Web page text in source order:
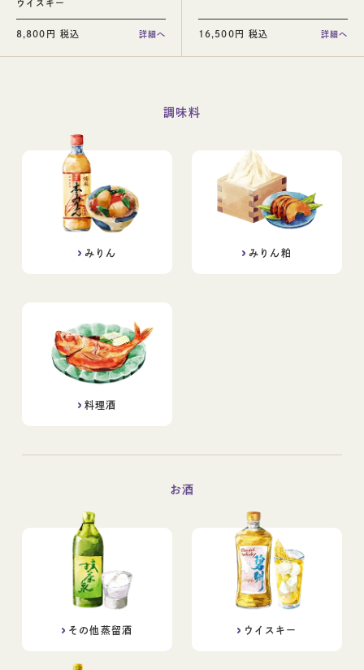
ウイスキー
8,800円 税込 詳細へ 16,500円 税込 詳細へ
調味料
みりん みりん粕
料理酒
お酒
その他蒸留酒 ウイスキー